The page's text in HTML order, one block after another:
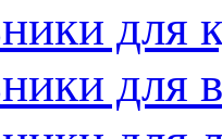
для
для